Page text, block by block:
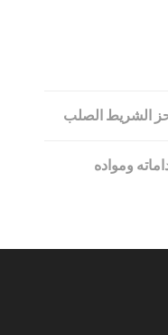
الشريط الصلب
ومواده